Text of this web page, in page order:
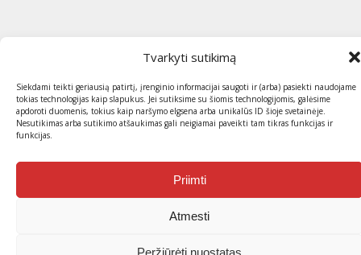
Tvarkyti sutikimą
Siekdami teikti geriausią patirtį, įrenginio informacijai saugoti ir (arba) pasiekti naudojame
tokias technologijas kaip slapukus. Jei sutiksime su šiomis technologijomis, galėsime
apdoroti duomenis, tokius kaip naršymo elgsena arba unikalūs ID šioje svetainėje.
Nesutikimas arba sutikimo atšaukimas gali neigiamai paveikti tam tikras funkcijas ir
funkcijas.
Priimti
Atmesti
Peržiūrėti nuostatas